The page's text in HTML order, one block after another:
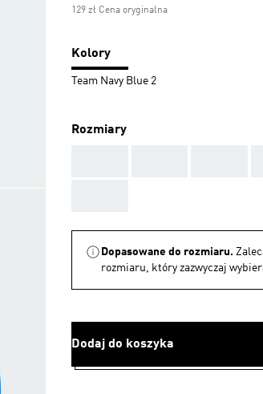
129 zł Cena oryginalna
Kolory
Team Navy Blue 2
Rozmiary
Dopasowane do rozmiaru.
rozmiaru, który zazwyczaj
Dodaj do koszyka